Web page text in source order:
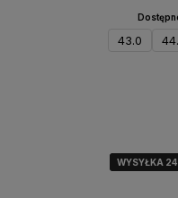
43.0
WYSYŁKA
WYSYŁKA
WYSYŁKA